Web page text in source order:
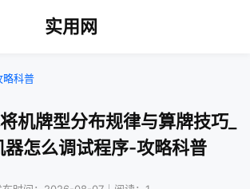
实用网
略科普
机牌型分布规律与算牌技巧_
器怎么调试程序-攻略科普